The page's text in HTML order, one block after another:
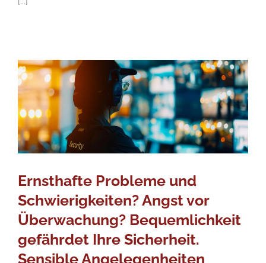
Ernsthafte Probleme und
Schwierigkeiten? Angst vor
Überwachung? Bequemlichkeit
gefährdet Ihre Sicherheit.
Sensible Angelegenheiten